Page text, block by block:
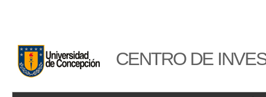
CENTRO DE